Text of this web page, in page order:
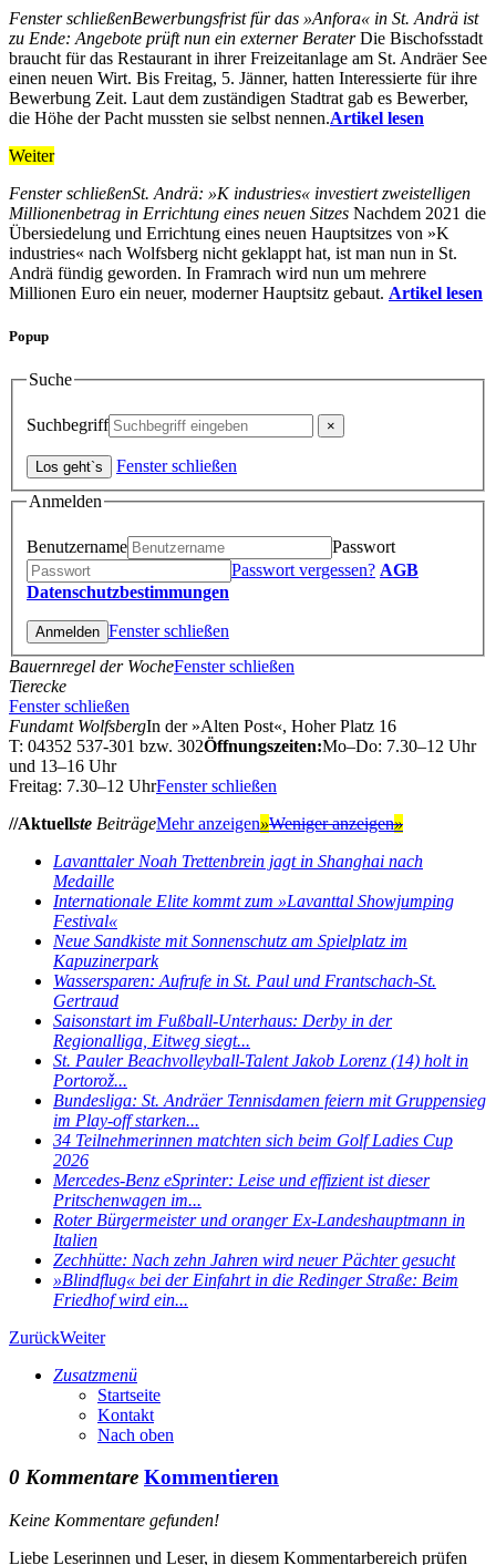
Fenster schließenBewerbungsfrist für das »Anfora« in St. Andrä ist
zu Ende: Angebote prüft nun ein externer BeraterDie Bischofsstadt
braucht für das Restaurant in ihrer Freizeitanlage am St. Andräer See
einen neuen Wirt. Bis Freitag, 5. Jänner, hatten Interessierte für ihre
Bewerbung Zeit. Laut dem zuständigen Stadtrat gab es Bewerber,
die Höhe der Pacht mussten sie selbst nennen.Artikel lesen
Weiter
Fenster schließenSt. Andrä: »K industries« investiert zweistelligen
Millionenbetrag in Errichtung eines neuen Sitzes Nachdem 2021 die
Übersiedelung und Errichtung eines neuen Hauptsitzes von »K
industries« nach Wolfsberg nicht geklappt hat, ist man nun in St.
Andrä fündig geworden. In Framrach wird nun um mehrere
Millionen Euro ein neuer, moderner Hauptsitz gebaut. Artikel lesen
Popup
Suche
Suchbegriff
Fenster schließen
Anmelden
Benutzername
Passwort
Passwort vergessen? AGB
Datenschutzbestimmungen
Fenster schließen
Bauernregel der WocheFenster schließen
Tierecke
Fenster schließen
Fundamt WolfsbergIn der »Alten Post«, Hoher Platz 16
T: 04352 537-301 bzw. 302Öffnungszeiten:Mo–Do: 7.30–12 Uhr
und 13–16 Uhr
Freitag: 7.30–12 UhrFenster schließen
//Aktuellste BeiträgeMehr anzeigen»Weniger anzeigen»
Lavanttaler Noah Trettenbrein jagt in Shanghai nach
Medaille
Internationale Elite kommt zum »Lavanttal Showjumping
Festival«
Neue Sandkiste mit Sonnenschutz am Spielplatz im
Kapuzinerpark
Wassersparen: Aufrufe in St. Paul und Frantschach-St.
Gertraud
Saisonstart im Fußball-Unterhaus: Derby in der
Regionalliga, Eitweg siegt...
St. Pauler Beachvolleyball-Talent Jakob Lorenz (14) holt in
Portorož...
Bundesliga: St. Andräer Tennisdamen feiern mit Gruppensieg
im Play-off starken...
34 Teilnehmerinnen matchten sich beim Golf Ladies Cup
2026
Mercedes-Benz eSprinter: Leise und effizient ist dieser
Pritschenwagen im...
Roter Bürgermeister und oranger Ex-Landeshauptmann in
Italien
Zechhütte: Nach zehn Jahren wird neuer Pächter gesucht
»Blindflug« bei der Einfahrt in die Redinger Straße: Beim
Friedhof wird ein...
ZurückWeiter
Zusatzmenü
Startseite
Kontakt
Nach oben
0 Kommentare Kommentieren
Keine Kommentare gefunden!
Liebe Leserinnen und Leser, in diesem Kommentarbereich prüfen